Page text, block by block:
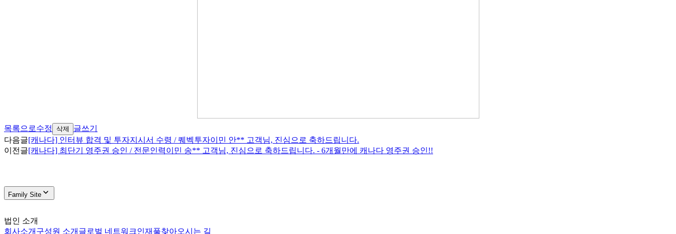
목록으로수정 삭제
글쓰기
다음글[캐나다] 인터뷰 합격 및 투자지시서 수령 / 퀘벡투자이민 안** 고객님, 진심으로 축하드립니다.
이전글[캐나다] 최단기 영주권 승인 / 전문인력이민 송** 고객님, 진심으로 축하드립니다. - 6개월만에 캐나다 영주권 승인!!
Family Site
법인 소개
회사소개 구성원 소개 글로벌 네트워크인재풀찾아오시는 길